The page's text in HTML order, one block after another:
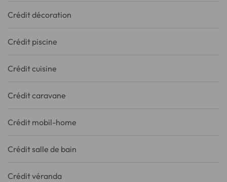
Crédit décoration
Crédit piscine
Crédit cuisine
Crédit caravane
Crédit mobil-home
Crédit salle de bain
Crédit véranda